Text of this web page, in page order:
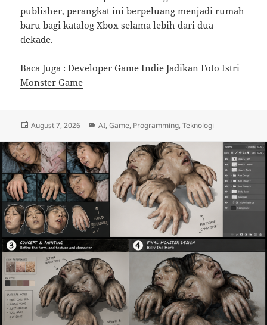
publisher, perangkat ini berpeluang menjadi rumah
baru bagi katalog Xbox selama lebih dari dua
dekade.
Baca Juga :Developer Game Indie Jadikan Foto Istri
Monster Game
Posted
August 7, 2026 Categories
AI,Game, Programming,Teknologi